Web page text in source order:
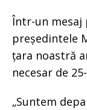
Într-un mesaj
președintele
țara noastră
necesar de
„Suntem